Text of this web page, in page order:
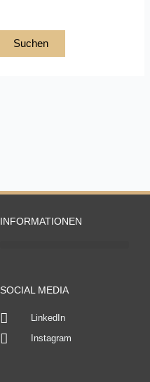
INFORMATIONEN
SOCIAL MEDIA
LinkedIn
Instagram